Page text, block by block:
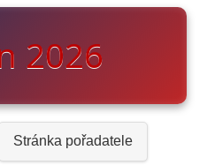
2026
Stránka pořadatele